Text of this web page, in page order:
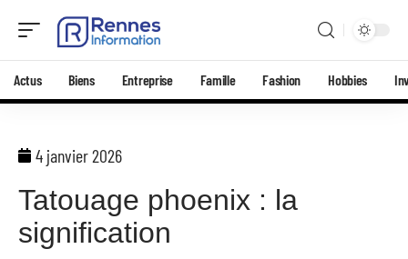
Actus Biens Entreprise Famille Fashion Hobbies
4 janvier 2026
Tatouage phoenix : la
signification